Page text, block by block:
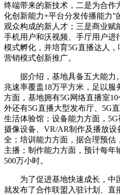
终端带来的新技术，二是为合作
化创新能力+平台分发传播能力
观众构成的新人才；三是商业赋
手机用户和沃视频、手厅用户进
模式孵化，并培育5G直播达人
营销模式创新推广。
据介绍，基地具备五大能力
兆速率覆盖18万平方米，足以服
方面，基地拥有5G网络直播室
外还有5G直播大型发布厅、5G
生活体验馆；设备能力方面，
摄像设备、VR/AR制作及播放
全；培训能力方面，据合理预估
主播；制作能力方面，预计每年
500万小时。
为了促进基地快速成长，中
就发布了合作联盟入驻计划、